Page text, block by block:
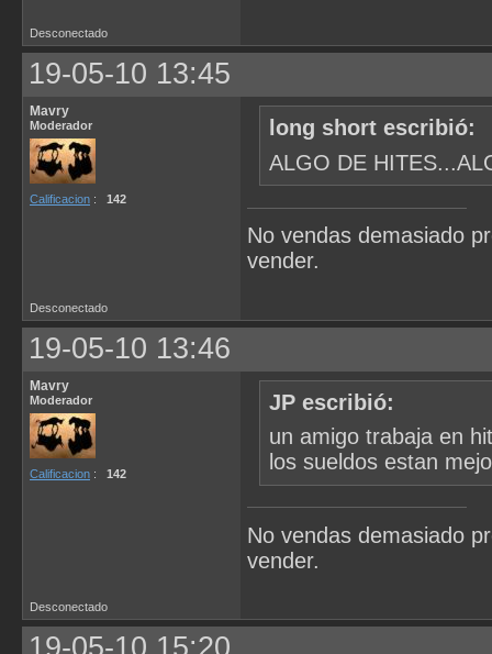
Desconectado
19-05-10 13:45
Mavry
Moderador
Calificacion : 142
long short escribió:
ALGO DE
No vendas demasiado
vender.
Desconectado
19-05-10 13:46
Mavry
Moderador
Calificacion : 142
JP escribió:
un amigo trabaja en
los sueldos estan
No vendas demasiado
vender.
Desconectado